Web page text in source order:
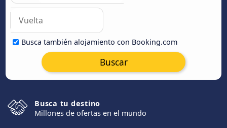
Busca también alojamiento con Booking.com
Buscar
Busca tu destino
Millones de ofertas en el mundo